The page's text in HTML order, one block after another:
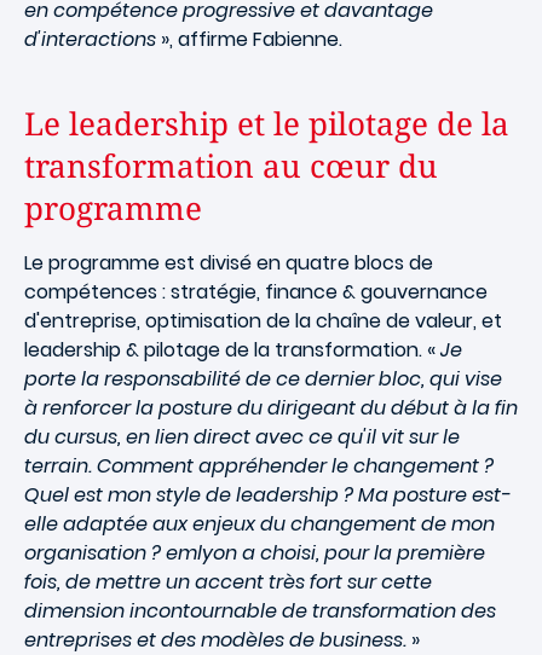
en compétence progressive et davantage
d'interactions », affirme Fabienne.
Le leadership et le pilotage de la
transformation au cœur du
programme
Le programme est divisé en quatre blocs de
compétences : stratégie, finance & gouvernance
d'entreprise, optimisation de la chaîne de valeur, et
leadership & pilotage de la transformation. «Je
porte la responsabilité de ce dernier bloc, qui vise
à renforcer la posture du dirigeant du début à la fin
du cursus, en lien direct avec ce qu'il vit sur le
terrain. Comment appréhender le changement ?
Quel est mon style de leadership ? Ma posture est-
elle adaptée aux enjeux du changement de mon
organisation ? emlyon a choisi, pour la première
fois, de mettre un accent très fort sur cette
dimension incontournable de transformation des
entreprises et des modèles de business. »